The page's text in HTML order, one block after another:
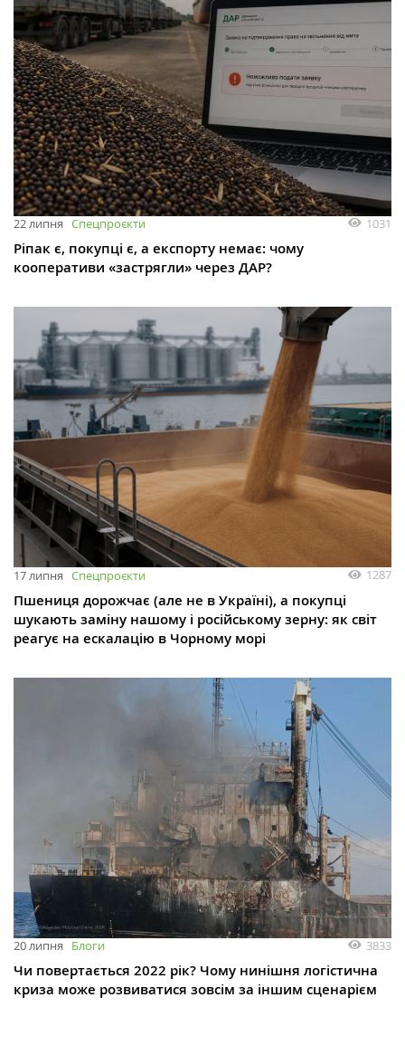
22 липня Спецпроєкти 1031
Ріпак є, покупці є, а експорту немає: чому
кооперативи «застрягли» через ДАР?
17 липня Спецпроєкти 1287
Пшениця дорожчає (але не в Україні), а покупці
шукають заміну нашому і російському зерну: як світ
реагує на ескалацію в Чорному морі
20 липня Блоги 3833
Чи повертається 2022 рік? Чому нинішня логістична
криза може розвиватися зовсім за іншим сценарієм